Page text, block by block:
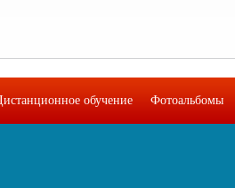
обучение Фотоальбомы